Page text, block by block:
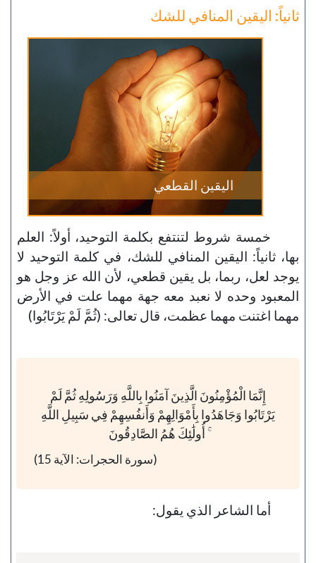
ثانياً: اليقين المنافي للشك
اليقين القطعي
خمسة شروط لتنتفع بكلمة التوحيد، أولاً: العلم
بها، ثانياً: اليقين المنافي للشك، في كلمة التوحيد لا
يوجد لعل، ربما، بل يقين قطعي، لأن الله عز وجل هو
المعبود وحده لا نعبد معه جهة مهما علت في الأرض
مهما اغتنت مهما عظمت، قال تعالى: (ثُمَّ لَمْ يَرْتَابُوا)
إِنَّمَا الْمُؤْمِنُونَ الَّذِينَ آمَنُوا بِاللَّهِ وَرَسُولِهِ ثُمَّ لَمْ
يَرْتَابُوا وَجَاهَدُوا بِأَمْوَالِهِمْ وَأَنفُسِهِمْ فِي سَبِيلِ اللَّهِ
ۚ أُولَٰئِكَ هُمُ الصَّادِقُونَ
(سورة الحجرات: الآية 15)
أما الشاعر الذي يقول: